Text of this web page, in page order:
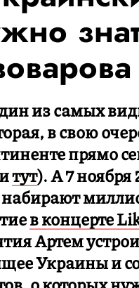
из самых
в свою
прямо
тут). А 7
в концерте
Артем
Украины и